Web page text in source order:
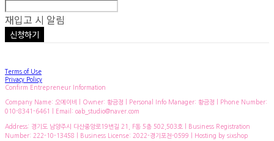
재입고 시 알림
신청하기
Terms of Use
Privacy Policy
Confirm Entrepreneur Information
Company Name: 오에이비 | Owner: 황금정 | Personal Info Manager: 황금정 | Phone Number:
010-8341-6461 | Email: oab_studio@naver.com
Address: 경기도 남양주시 다산중앙로19번길 21, F동 5층 502,503호 | Business Registration
Number: 222-10-13458 | Business License: 2022-경기포천-0599 | Hosting by sixshop